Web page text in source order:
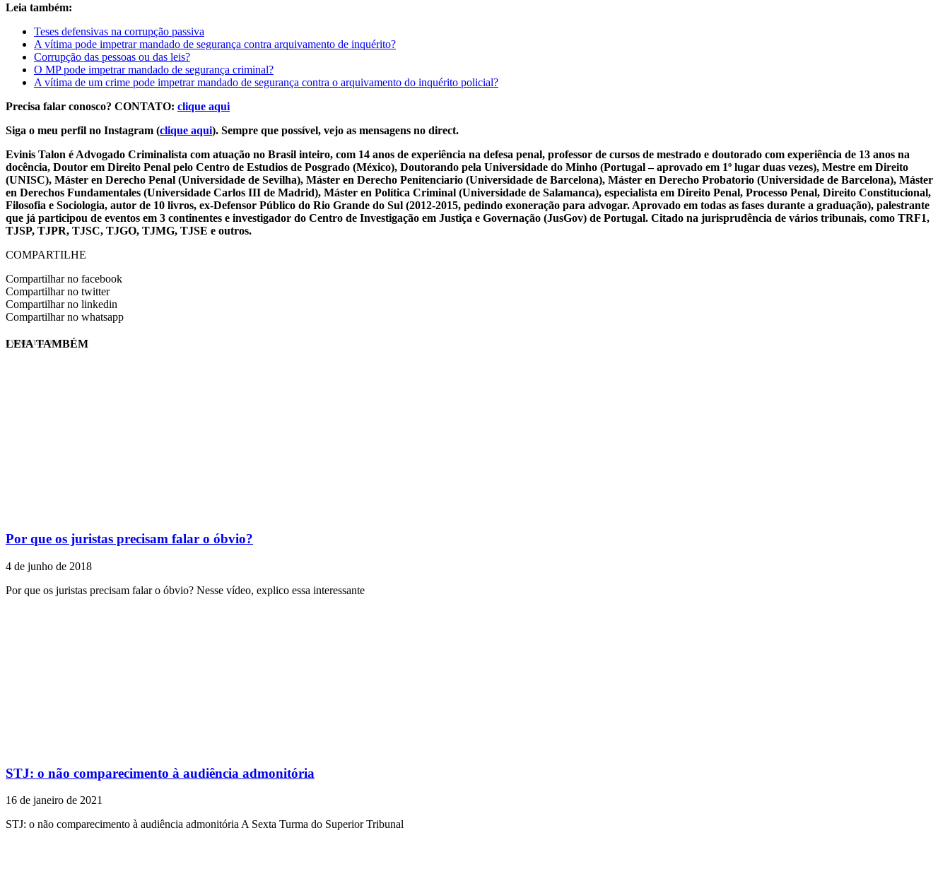
Leia também:
Teses defensivas na corrupção passiva
A vítima pode impetrar mandado de segurança contra arquivamento de inquérito?
Corrupção das pessoas ou das leis?
O MP pode impetrar mandado de segurança criminal?
A vítima de um crime pode impetrar mandado de segurança contra o arquivamento do inquérito policial?
Precisa falar conosco? CONTATO: clique aqui
Siga o meu perfil no Instagram (clique aqui). Sempre que possível, vejo as mensagens no direct.
Evinis Talon é Advogado Criminalista com atuação no Brasil inteiro, com 14 anos de experiência na defesa penal, professor de cursos de mestrado e doutorado com experiência de 13 anos na
docência, Doutor em Direito Penal pelo Centro de Estudios de Posgrado (México), Doutorando pela Universidade do Minho (Portugal – aprovado em 1º lugar duas vezes), Mestre em Direito
(UNISC), Máster en Derecho Penal (Universidade de Sevilha), Máster en Derecho Penitenciario (Universidade de Barcelona), Máster en Derecho Probatorio (Universidade de Barcelona), Máster
en Derechos Fundamentales (Universidade Carlos III de Madrid), Máster en Política Criminal (Universidade de Salamanca), especialista em Direito Penal, Processo Penal, Direito Constitucional,
Filosofia e Sociologia, autor de 10 livros, ex-Defensor Público do Rio Grande do Sul (2012-2015, pedindo exoneração para advogar. Aprovado em todas as fases durante a graduação), palestrante
que já participou de eventos em 3 continentes e investigador do Centro de Investigação em Justiça e Governação (JusGov) de Portugal. Citado na jurisprudência de vários tribunais, como TRF1,
TJSP, TJPR, TJSC, TJGO, TJMG, TJSE e outros.
COMPARTILHE
Compartilhar no facebook
Compartilhar no twitter
Compartilhar no linkedin
Compartilhar no whatsapp
EVINIS TALON
LEIA TAMBÉM
Por que os juristas precisam falar o óbvio?
4 de junho de 2018
Por que os juristas precisam falar o óbvio? Nesse vídeo, explico essa interessante
STJ: o não comparecimento à audiência admonitória
16 de janeiro de 2021
STJ: o não comparecimento à audiência admonitória A Sexta Turma do Superior Tribunal